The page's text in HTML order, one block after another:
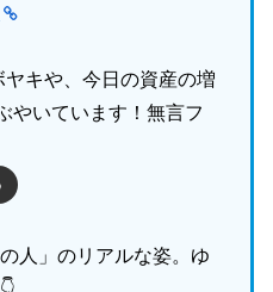
キや、今日の資産の増
やいています！無言フ
人」のリアルな姿。ゆ